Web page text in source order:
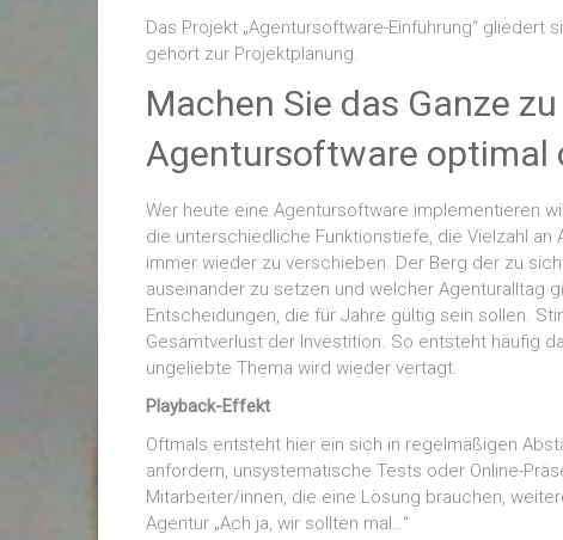
Das Projekt „Agentursoftware-Einführung“
gehört zur Projektplanung.
Machen Sie das Ganze
Agentursoftware optimal
Wer heute eine Agentursoftware implementieren
die unterschiedliche Funktionstiefe, die Vielzahl
immer wieder zu verschieben. Der Berg der zu
auseinander zu setzen und welcher Agenturalltag
Entscheidungen, die für Jahre gültig sein sollen.
Gesamtverlust der Investition. So entsteht häufig
ungeliebte Thema wird wieder vertagt.
Playback-Effekt
Oftmals entsteht hier ein sich in regelmäßigen
anfordern, unsystematische Tests oder Online-
Mitarbeiter/innen, die eine Lösung brauchen,
Agentur „Ach ja, wir sollten mal…“